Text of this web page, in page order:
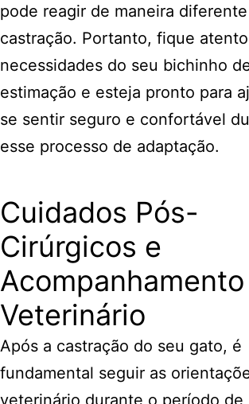
pode reagir de maneira
castração. Portanto, fique
necessidades do seu bichinho
estimação e esteja pronto para
se sentir seguro e confortável
esse processo de adaptação.
Cuidados Pós-
Cirúrgicos e
Acompanhamento
Veterinário
Após a castração do seu gato, é
fundamental seguir as
veterinário durante o período de